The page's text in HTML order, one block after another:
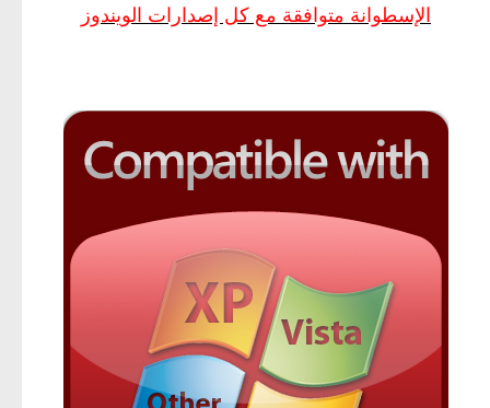
الإسطوانة متوافقة مع كل إصدارات الويندوز